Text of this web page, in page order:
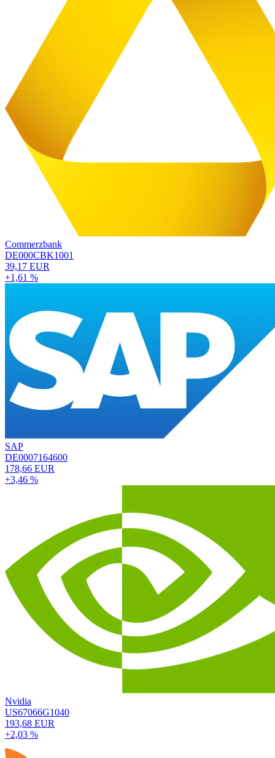
Commerzbank
DE000CBK1001
39,17 EUR
+1,61 %
SAP
DE0007164600
178,66 EUR
+3,46 %
Nvidia
US67066G1040
193,68 EUR
+2,03 %